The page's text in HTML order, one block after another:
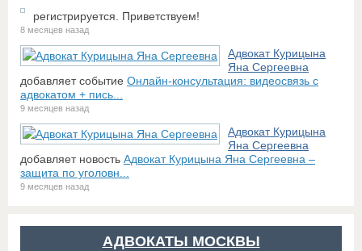
регистрируется. Приветствуем!
8 месяцев назад
Адвокат Курицына
Яна Сергеевна
добавляет событие Онлайн-консультация: видеосвязь с
адвокатом + пись...
9 месяцев назад
Адвокат Курицына
Яна Сергеевна
добавляет новость Адвокат Курицына Яна Сергеевна –
защита по уголовн...
9 месяцев назад
АДВОКАТЫ МОСКВЫ